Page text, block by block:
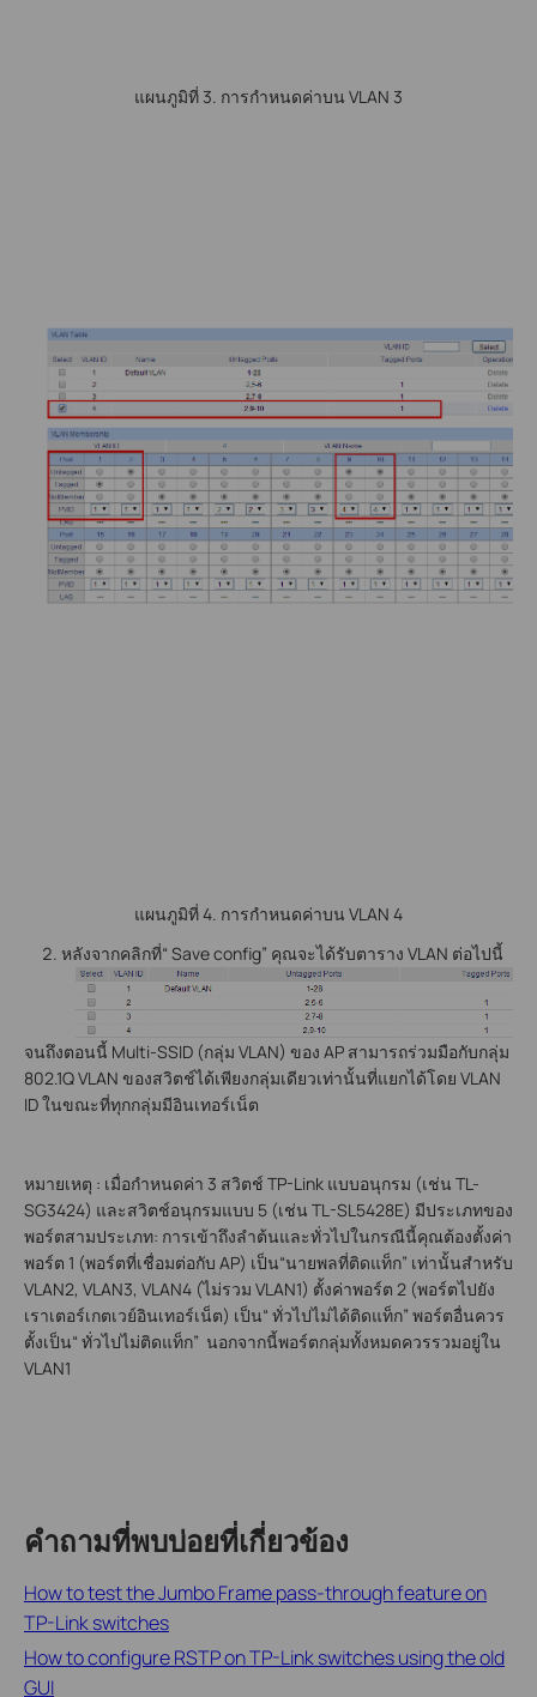
แผนภูมิที่ 3. การกำหนดค่าบน VLAN 3
แผนภูมิที่ 4. การกำหนดค่าบน VLAN 4
หลังจากคลิกที่“ Save config” คุณจะได้รับตาราง VLAN ต่อไปนี้
จนถึงตอนนี้ Multi-SSID (กลุ่ม VLAN) ของ AP สามารถร่วมมือกับกลุ่ม
802.1Q VLAN ของสวิตช์ได้เพียงกลุ่มเดียวเท่านั้นที่แยกได้โดย VLAN
ID ในขณะที่ทุกกลุ่มมีอินเทอร์เน็ต
หมายเหตุ : เมื่อกำหนดค่า 3 สวิตช์ TP-Link แบบอนุกรม (เช่น TL-
SG3424) และสวิตช์อนุกรมแบบ 5 (เช่น TL-SL5428E) มีประเภทของ
พอร์ตสามประเภท: การเข้าถึงลำต้นและทั่วไปในกรณีนี้คุณต้องตั้งค่า
พอร์ต 1 (พอร์ตที่เชื่อมต่อกับ AP) เป็น“นายพลที่ติดแท็ก” เท่านั้นสำหรับ
VLAN2, VLAN3, VLAN4 (ไม่รวม VLAN1) ตั้งค่าพอร์ต 2 (พอร์ตไปยัง
เราเตอร์เกตเวย์อินเทอร์เน็ต) เป็น“ ทั่วไปไม่ได้ติดแท็ก” พอร์ตอื่นควร
ตั้งเป็น“ ทั่วไปไม่ติดแท็ก” นอกจากนี้พอร์ตกลุ่มทั้งหมดควรรวมอยู่ใน
VLAN1
คำถามที่พบบ่อยที่เกี่ยวข้อง
How to test the Jumbo Frame pass-through feature on
TP-Link switches
How to configure RSTP on TP-Link switches using the old
GUI